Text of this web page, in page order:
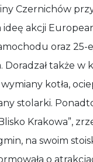
Czernichów
akcji
oraz 25-
Doradzał także w
kotła,
stolarki.
Krakowa”,
na swoim
o